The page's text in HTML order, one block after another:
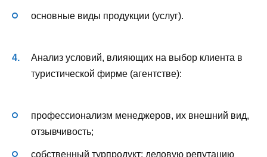
основные виды продукции (услуг).
Анализ условий, влияющих на выбор клиента в
туристической фирме (агентстве):
профессионализм менеджеров, их внешний вид,
отзывчивость;
собственный турпродукт; деловую репутацию